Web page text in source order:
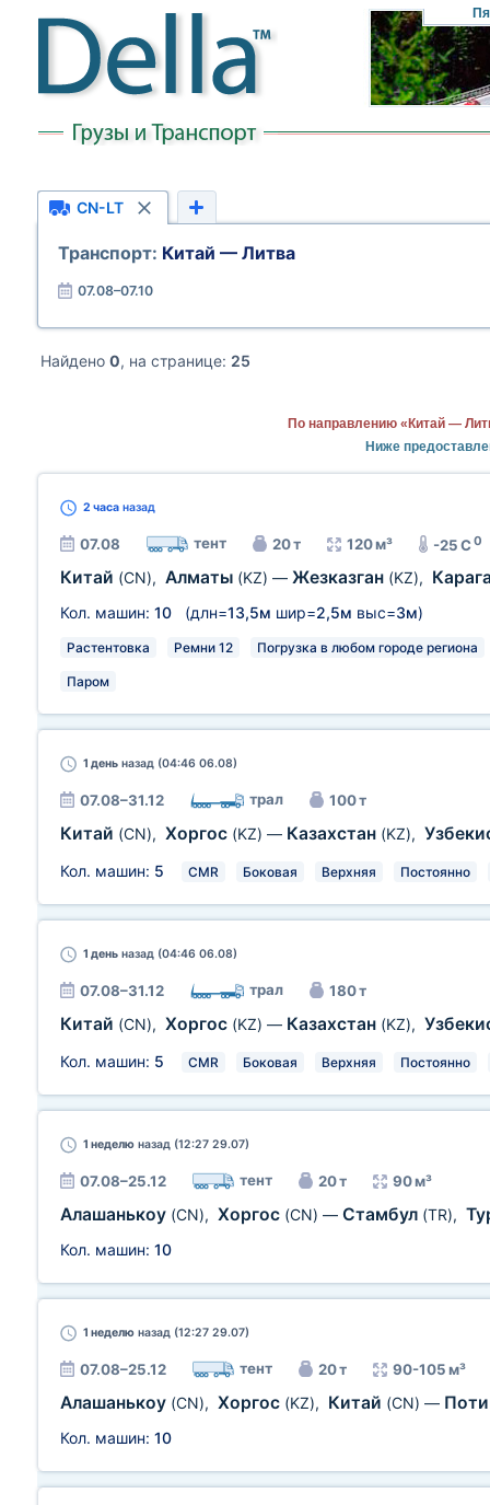
CN-LT
Транспорт: Китай — Литва
07.08–07.10
Найдено 0, на странице: 25
По направлению «Китай —
Ниже
2 часа назад
07.08 тент 20 т 120 м³ -25 C0
Китай (CN), Алматы (KZ) — Жезказган (KZ),
Кол. машин: 10 (длн=13,5м шир=2,5м выс=3м)
Растентовка Ремни 12 Погрузка в любом городе региона
Паром
1 день назад (04:46 06.08)
07.08–31.12 трал 100 т
Китай (CN), Хоргос (KZ) — Казахстан (KZ),
Кол. машин: 5 CMR Боковая Верхняя Постоянно
1 день назад (04:46 06.08)
07.08–31.12 трал 180 т
Китай (CN), Хоргос (KZ) — Казахстан (KZ),
Кол. машин: 5 CMR Боковая Верхняя Постоянно
1 неделю назад (12:27 29.07)
07.08–25.12 тент 20 т 90 м³
Алашанькоу (CN), Хоргос (CN) — Стамбул (TR),
Кол. машин: 10
1 неделю назад (12:27 29.07)
07.08–25.12 тент 20 т 90-105 м³
Алашанькоу (CN), Хоргос (KZ), Китай (CN) —
Кол. машин: 10